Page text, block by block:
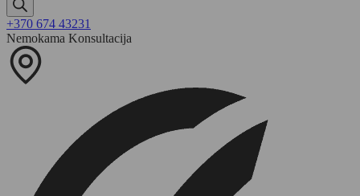
+370 674 43231
Nemokama Konsultacija